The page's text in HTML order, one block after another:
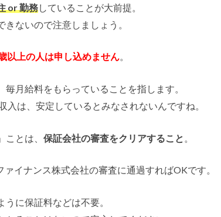
or 勤務していることが大前提。
ないので注意しましょう。
以上の人は申し込めません。
月給料をもらっていることを指します。
入は、安定しているとみなされないんですね。
とは、 保証会社の審査をクリアすること
イナンス株式会社の審査に通過すればOKです。
に保証料などは不要。